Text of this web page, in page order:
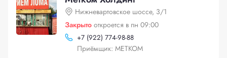
Нижневартовское шоссе, 3/1
Закрыто откроется в пн 09:00
+7 (922) 774-98-88
Приёмщик: МЕТКОМ